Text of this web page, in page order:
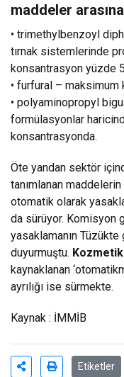
maddeler
• trimethylbenzoyl
tırnak sistemlerinde
konsantrasyon yüzde
• furfural –
• polyaminopropyl
formülasyonlar
konsantrasyonda.
Öte yandan sektör
tanımlanan
otomatik olarak
da sürüyor. Komisyon
yasaklamanın Tüzükte
duyurmuştu.
kaynaklanan
ayrılığı ise sürmekte.
Kaynak : İMMİB
Etiketler